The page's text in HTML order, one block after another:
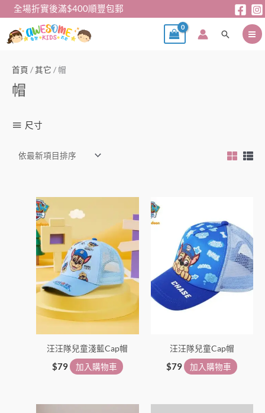
全場折實後滿$400順豐包郵
搜
首頁 /其它 / 帽
帽
尺寸
汪汪隊兒童淺藍Cap帽
$79 加入購物車
汪汪隊兒童Cap帽
$79 加入購物車